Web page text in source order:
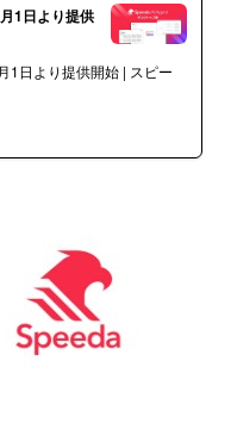
1日より提供
1日より提供開始 | スピー